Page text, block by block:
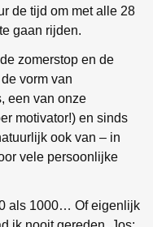
de tijd om met alle 28
gaan rijden.
zomerstop en de
vorm van
een van onze
motivator!) en sinds
ook van – in
vele persoonlijke
als 1000… Of eigenlijk